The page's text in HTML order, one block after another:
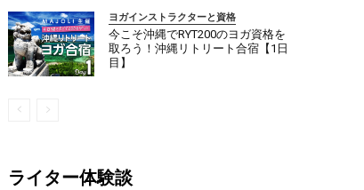
ヨガインストラクターと資格
今こそ沖縄でRYT200のヨガ資格を
取ろう！沖縄リトリート合宿【1日
目】
ライター体験談ダイエット